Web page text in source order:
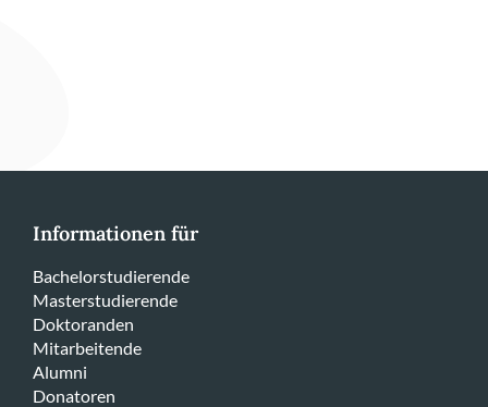
Informationen für
Bachelorstudierende
Masterstudierende
Doktoranden
Mitarbeitende
Alumni
Donatoren